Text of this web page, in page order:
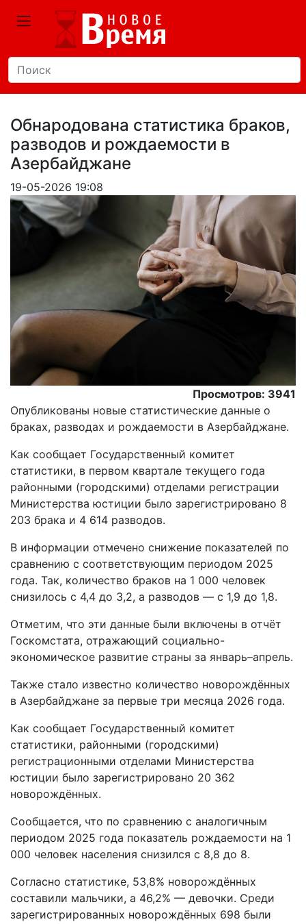
Обнародована статистика браков,
разводов и рождаемости в
Азербайджане
19-05-2026 19:08
Просмотров: 3941
Опубликованы новые статистические данные о
браках, разводах и рождаемости в Азербайджане.
Как сообщает Государственный комитет
статистики, в первом квартале текущего года
районными (городскими) отделами регистрации
Министерства юстиции было зарегистрировано 8
203 брака и 4 614 разводов.
В информации отмечено снижение показателей по
сравнению с соответствующим периодом 2025
года. Так, количество браков на 1 000 человек
снизилось с 4,4 до 3,2, а разводов — с 1,9 до 1,8.
Отметим, что эти данные были включены в отчёт
Госкомстата, отражающий социально-
экономическое развитие страны за январь–апрель.
Также стало известно количество новорождённых
в Азербайджане за первые три месяца 2026 года.
Как сообщает Государственный комитет
статистики, районными (городскими)
регистрационными отделами Министерства
юстиции было зарегистрировано 20 362
новорождённых.
Сообщается, что по сравнению с аналогичным
периодом 2025 года показатель рождаемости на 1
000 человек населения снизился с 8,8 до 8.
Согласно статистике, 53,8% новорождённых
составили мальчики, а 46,2% — девочки. Среди
зарегистрированных новорождённых 698 были